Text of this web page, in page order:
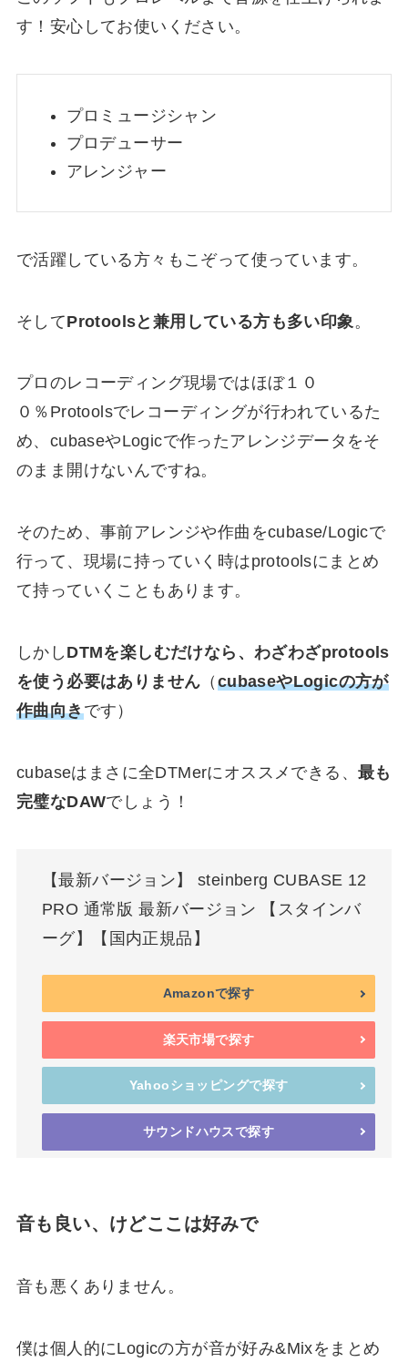
す！安心してお使いください。
プロミュージシャン
プロデューサー
アレンジャー
で活躍している方々もこぞって使っています。
そしてProtoolsと兼用している方も多い印象 。
プロのレコーディング現場ではほぼ１０
０％Protoolsでレコーディングが行われているた
め、cubaseやLogicで作ったアレンジデータをそ
のまま開けない んですね。
そのため、事前アレンジや作曲をcubase/Logicで
行って、現場に持っていく時はprotoolsにまとめ
て持っていくこともあります。
しかし DTMを楽しむだけなら、わざわざprotools
を使う必要はありません （ cubaseやLogicの方が
作曲向きです）
cubaseはまさに全DTMerにオススメできる、 最も
完璧なDAWでしょう！
【最新バージョン】 steinberg CUBASE 12
PRO 通常版 最新バージョン 【スタインバ
ーグ】【国内正規品】
Amazonで探す
楽天市場で探す
Yahooショッピングで探す
サウンドハウスで探す
音も良い、けどここは好みで
音も悪くありません。
僕は個人的にLogicの方が音が好み&Mixをまとめ